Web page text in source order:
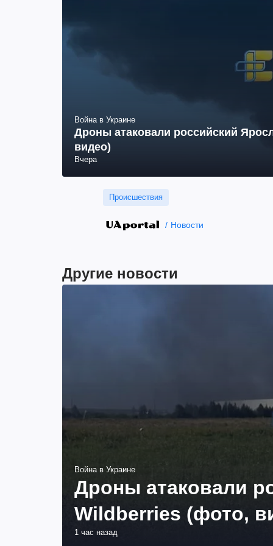
Война в Украине
Дроны атаковали российский
видео)
Вчера
Происшествия
Новости
Другие новости
Война в Украине
Дроны атаковали
Wildberries (фото,
1 час назад